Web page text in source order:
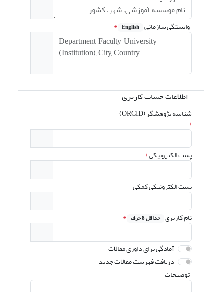
وابستگی سازمانی English
*
اطلاعات حساب کاربری
شناسه پژوهشگر (ORCID)
*
پست الکترونیکی*
پست الکترونیکی کمکی
نام کاربری حداقل 8 حرف *
آمادگی برای داوری مقالات
دریافت فهرست مقالات جدید
توضیحات